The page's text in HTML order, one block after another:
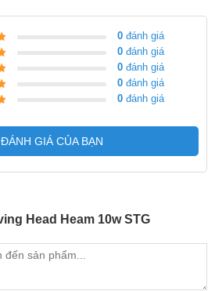
0 đánh giá
0 đánh giá
0 đánh giá
0 đánh giá
0 đánh giá
GIÁ CỦA BẠN
Head Heam 10w STG